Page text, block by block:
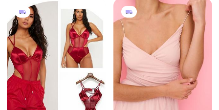
699 грн 0
PrettyLittleThing
600 грн 0
Mohito